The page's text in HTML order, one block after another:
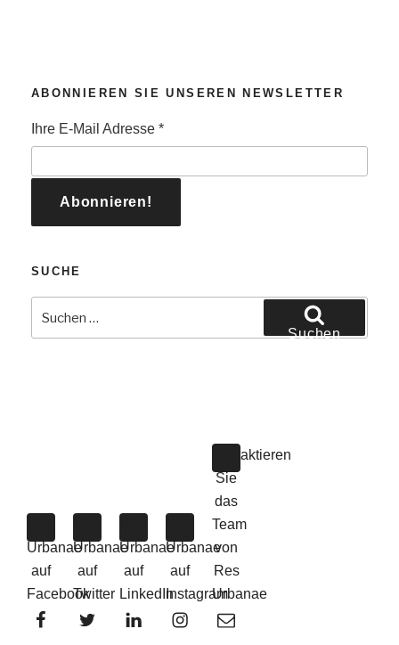
ABONNIEREN SIE UNSEREN NEWSLETTER
Ihre E-Mail Adresse *
SUCHE
nach:
Suchen
Urbanae
auf
Facebook
Urbanae
auf
Twitter
Urbanae
auf
LinkedIn
Urbanae
auf
Instagram
Kontaktieren
Sie
das
Team
von
Res
Urbanae